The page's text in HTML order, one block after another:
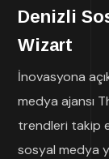
Denizli
Wizart
İnovasyona
medya ajansı
trendleri takip
sosyal medya